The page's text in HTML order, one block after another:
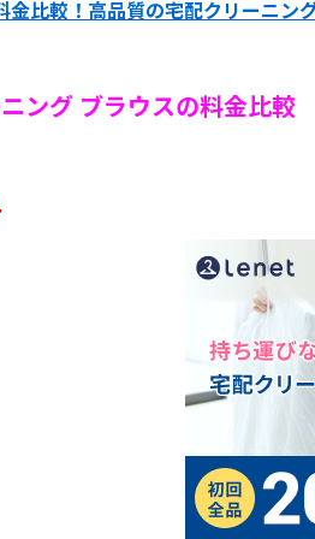
比較！高品質の宅配クリーニン
ング ブラウスの料金比較